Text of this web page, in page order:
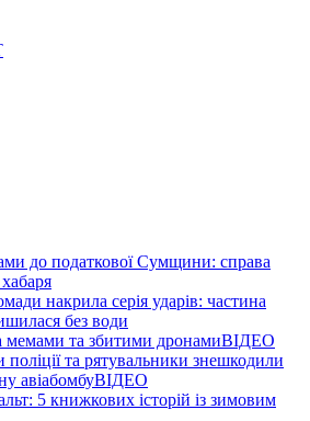
до податкової Сумщини: справа
накрила серія ударів: частина
без води
мемами та збитими дронамиВІДЕО
та рятувальники знешкодили
авіабомбуВІДЕО
5 книжкових історій із зимовим